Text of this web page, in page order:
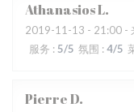
AthanasiosL
2019-11-13 - 21:00 -
服务 : 5/5 氛围 : 4/5
PierreD